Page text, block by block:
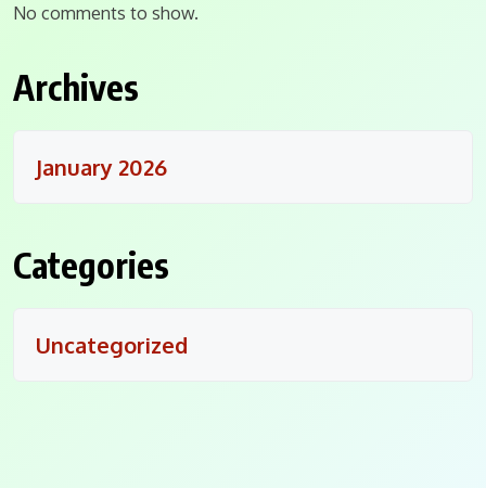
No comments to show.
Archives
January 2026
Categories
Uncategorized